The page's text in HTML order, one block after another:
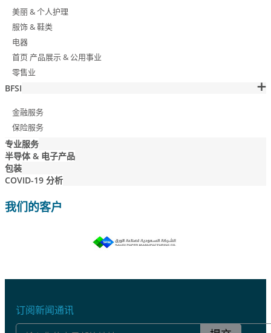
美丽 & 个人护理
服饰 & 鞋类
电器
首页 产品展示 & 公用事业
零售业
BFSI
金融服务
保险服务
专业服务
半导体 & 电子产品
包装
COVID-19 分析
我们的客户
订阅新闻通讯